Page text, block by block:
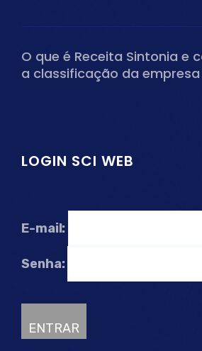
O que é Receita Sintonia e
a classificação da empresa
LOGIN SCI WEB
E-mail:
Senha: